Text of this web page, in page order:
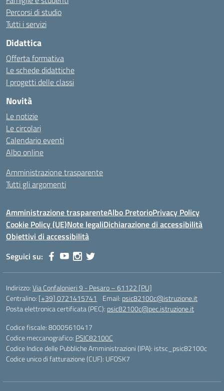
Percorsi di studio
Tutti i servizi
Didattica
Offerta formativa
Le schede didattiche
I progetti delle classi
Novità
Le notizie
Le circolari
Calendario eventi
Albo online
Amministrazione trasparente
Tutti gli argomenti
Amministrazione trasparenteAlbo PretorioPrivacy Policy
Cookie Policy (UE)Note legaliDichiarazione di accessibilità
Obiettivi di accessibilità
Seguici su:
Indirizzo:Via Confalonieri 9 - Pesaro – 61122 [PU]
Centralino: [+39] 0721415741 Email: psic82100c@istruzione.it
Posta elettronica certificata (PEC): psic82100c@pec.istruzione.it
Codice fiscale: 80005610417
Codice meccanografico: PSIC82100C
Codice Indice delle Pubbliche Amministrazioni (IPA): istsc_psic82100c
Codice unico di fatturazione (CUF): UFOSK7